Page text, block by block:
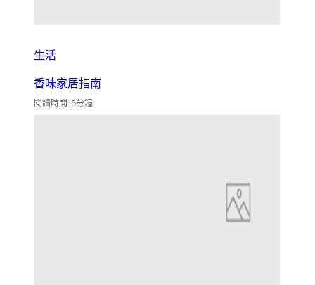
生活
香味家居指南
閱讀時間: 5分鐘